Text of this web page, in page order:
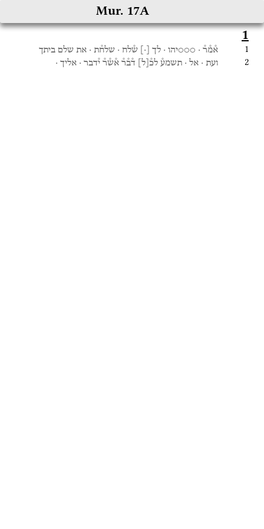
Mur. 17A
1
1 א֯מ֯ר֯ · ○○○יהו · לך · ש֯לח · שלח֯ת · את שלם ביתך
2 ועת · אל · תשמע֯ לכ֯ ל ד֯ב֯ר֯ א֯ש֯ר֯ י֯דבר · אליך ·